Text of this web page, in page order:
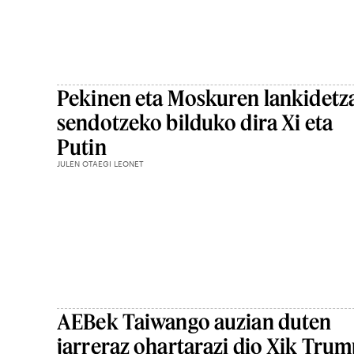
Pekinen eta Moskuren
sendotzeko bilduko dira Xi eta
Putin
JULEN OTAEGI LEONET
AEBek Taiwango auzian duten
jarreraz ohartarazi dio Xik